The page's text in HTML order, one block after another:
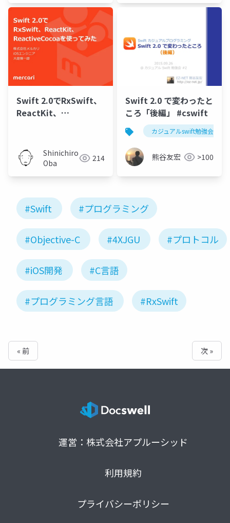
Swift 2.0でRxSwift、
ReactKit、
Shinichiro
Oba
214
Swift 2.0 で変わったと
ころ「後編」 #cswift
カジュアルswift勉強会
熊谷友宏 >100
#Swift #プログラミング
#Objective-C #4XJGU #プロトコル
#iOS開発 #C言語
#プログラミング言語 #RxSwift
« 前 次 »
運営：株式会社アプルーシッド
利用規約
プライバシーポリシー